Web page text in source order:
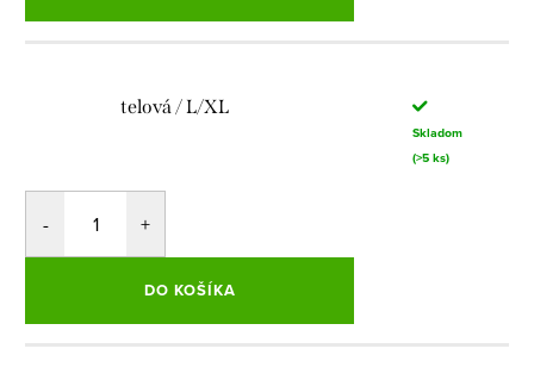
telová / L/XL
Skladom
(>5 ks)
DO KOŠÍKA